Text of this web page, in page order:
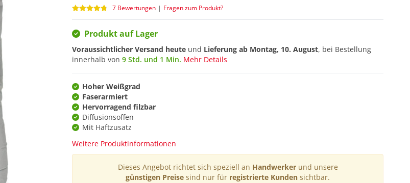
7 Bewertungen | Fragen zum Produkt?
Produkt auf Lager
Voraussichtlicher Versand heute und Lieferung ab Montag, 10. August, bei Bestellung
innerhalb von 9 Std. und 1 Min. Mehr Details
Hoher Weißgrad
Faserarmiert
Hervorragend filzbar
Diffusionsoffen
Mit Haftzusatz
Weitere Produktinformationen
Dieses Angebot richtet sich speziell an Handwerkerund unsere
günstigen Preise sind nur für registrierte Kunden sichtbar.